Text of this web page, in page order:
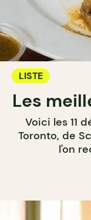
LISTE
Les
Voici les 11
Toronto, de
l'on